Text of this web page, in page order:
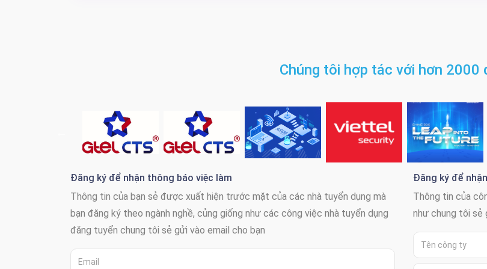
Chúng tôi hợp tác với hơn 2000
Đăng ký để nhận thông báo việc làm
Thông tin của bạn sẻ được xuất hiện trước mặt của các nhà tuyển dụng mà
bạn đăng ký theo ngành nghề, củng giống như các công việc nhà tuyển dụng
đăng tuyển chung tôi sẻ gửi vào email cho bạn
Đăng ký để
Thông tin của
như chung tôi sẻ